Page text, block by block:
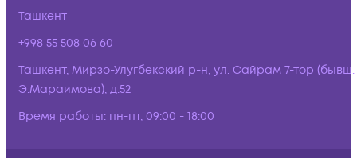
Ташкент
+998 55 508 06 60
Ташкент, Мирзо-Улугбекский р-н, ул. Сайрам 7-тор (бывш.
Э.Мараимова), д.52
Время работы: пн-пт, 09:00 - 18:00